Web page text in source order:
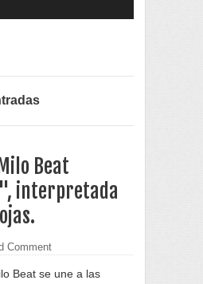
Beat
interpretada
Comment
Beat se une a las